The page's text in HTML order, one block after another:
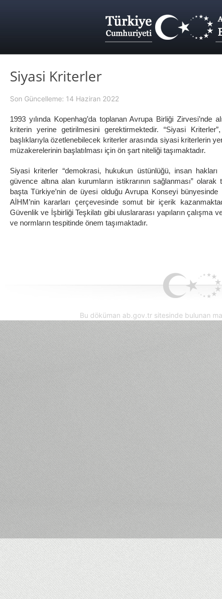
Siyasi Kriterler
Son Güncelleme: 14 Haziran 2022
1993 yılında Kopenhag’da toplanan Avrupa Birliği
kriterin yerine getirilmesini gerektirmektedir. “Siyasi
başlıklarıyla özetlenebilecek kriterler arasında siyasi kriterlerin
müzakerelerinin başlatılması için ön şart niteliği taşımaktadır.
Siyasi kriterler “demokrasi, hukukun üstünlüğü, insan hakları
güvence altına alan kurumların istikrarının sağlanması”
başta Türkiye’nin de üyesi olduğu Avrupa Konseyi
AİHM’nin kararları çerçevesinde somut bir içerik
Güvenlik ve İşbirliği Teşkilatı gibi uluslararası yapıların çalışma
ve normların tespitinde önem taşımaktadır.
Bu döküman ab.gov.tr sitesinde bulunan